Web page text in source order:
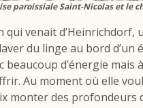
paroissiale Saint-Nicolas et le
qui venait d’Heinrichdorf,
du linge au bord d’un
d’énergie mais
Au moment où elle
monter des profondeurs